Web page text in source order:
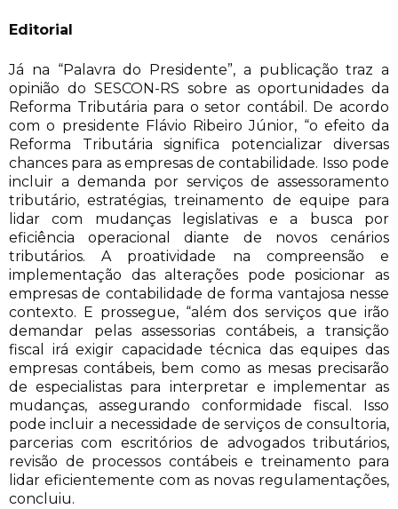
Editorial
Já na “Palavra do Presidente”, a publicação traz a
opinião do SESCON-RS sobre as oportunidades da
Reforma Tributária para o setor contábil. De acordo
com o presidente Flávio Ribeiro Júnior, “o efeito da
Reforma Tributária significa potencializar diversas
chances para as empresas de contabilidade. Isso pode
incluir a demanda por serviços de assessoramento
tributário, estratégias, treinamento de equipe para
lidar com mudanças legislativas e a busca por
eficiência operacional diante de novos cenários
tributários. A proatividade na compreensão e
implementação das alterações pode posicionar as
empresas de contabilidade de forma vantajosa nesse
contexto. E prossegue, “além dos serviços que irão
demandar pelas assessorias contábeis, a transição
fiscal irá exigir capacidade técnica das equipes das
empresas contábeis, bem como as mesas precisarão
de especialistas para interpretar e implementar as
mudanças, assegurando conformidade fiscal. Isso
pode incluir a necessidade de serviços de consultoria,
parcerias com escritórios de advogados tributários,
revisão de processos contábeis e treinamento para
lidar eficientemente com as novas regulamentações,
concluiu.